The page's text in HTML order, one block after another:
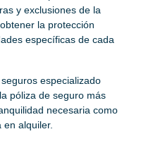
y exclusiones de la
la protección
específicas de cada
especializado
póliza de seguro más
necesaria como
alquiler.